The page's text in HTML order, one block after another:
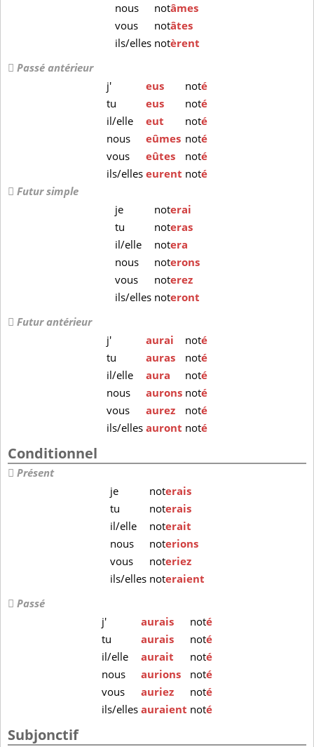
nous
notâmes
vous
notâtes
ils/elles notèrent
Passé antérieur
j'
eus noté
tu
eus noté
il/elle
eut noté
nous
eûmes noté
vous
eûtes noté
ils/elleseurent noté
Futur simple
je
noterai
tu
noteras
il/elle
notera
nous
noterons
vous
noterez
ils/elles noteront
Futur antérieur
j'
aurai noté
tu
auras noté
il/elle
aura noté
nous
aurons noté
vous
aurez noté
ils/ellesauront noté
Conditionnel
Présent
je
noterais
tu
noterais
il/elle
noterait
nous
noterions
vous
noteriez
ils/elles noteraient
Passé
j'
aurais noté
tu
aurais noté
il/elle
aurait noté
nous
aurions noté
vous
auriez noté
ils/ellesauraient noté
Subjonctif